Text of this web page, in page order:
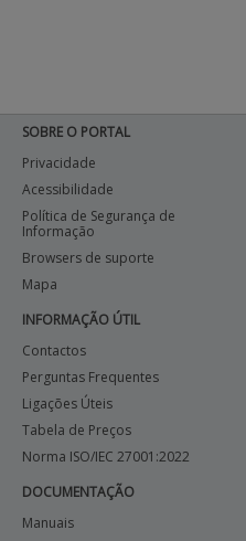
SOBRE O PORTAL
Privacidade
Acessibilidade
Política de Segurança de
Informação
Browsers de suporte
Mapa
INFORMAÇÃO ÚTIL
Contactos
Perguntas Frequentes
Ligações Úteis
Tabela de Preços
Norma ISO/IEC 27001:2022
DOCUMENTAÇÃO
Manuais